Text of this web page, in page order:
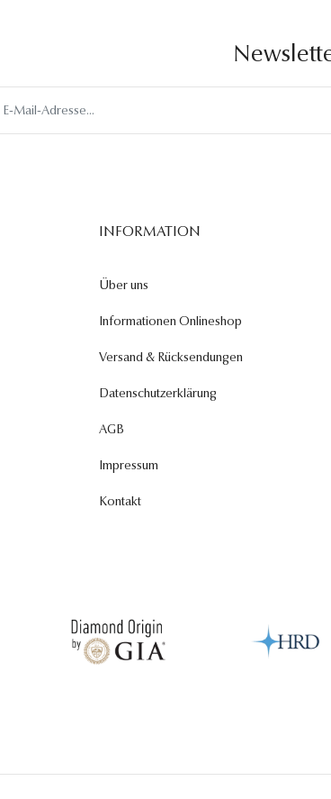
INFORMATION
Über uns
Informationen Onlineshop
Versand & Rücksendungen
Datenschutzerklärung
AGB
Impressum
Kontakt